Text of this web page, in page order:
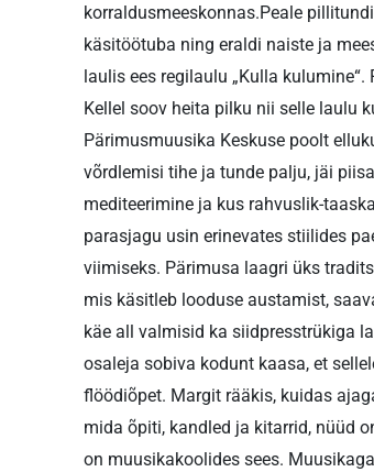
korraldusmeeskonnas.Peale
käsitöötuba ning eraldi naiste ja
laulis ees regilaulu „Kulla
Kellel soov heita pilku nii selle laulu
Pärimusmuusika Keskuse poolt
võrdlemisi tihe ja tunde palju, jäi
mediteerimine ja kus rahvuslik-
parasjagu usin erinevates stiilides
viimiseks. Pärimusa laagri üks
mis käsitleb looduse austamist,
käe all valmisid ka siidpresstrükiga
osaleja sobiva kodunt kaasa, et
flöödiõpet. Margit rääkis, kuidas
mida õpiti, kandled ja kitarrid, nüüd
on muusikakoolides sees.